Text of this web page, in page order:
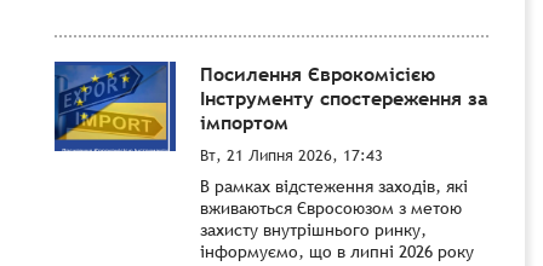
Посилення Єврокомісією
Інструменту спостереження за
імпортом
Вт, 21 Липня 2026, 17:43
В рамках відстеження заходів, які
вживаються Євросоюзом з метою
захисту внутрішнього ринку,
інформуємо, що в липні 2026 року